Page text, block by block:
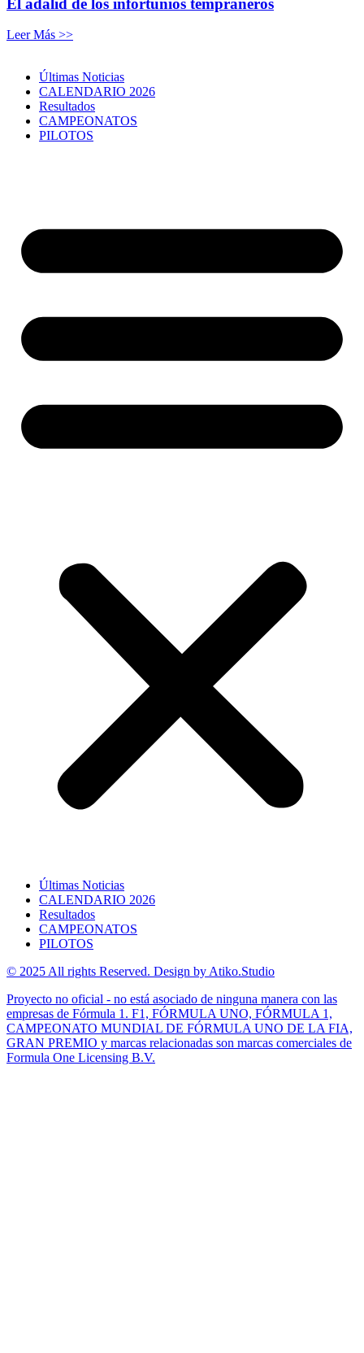
Leer Más >>
Últimas Noticias
CALENDARIO 2026
Resultados
CAMPEONATOS
PILOTOS
Últimas Noticias
CALENDARIO 2026
Resultados
CAMPEONATOS
PILOTOS
© 2025 All rights Reserved. Design by Atiko.Studio
Proyecto no oficial - no está asociado de ninguna manera con las
empresas de Fórmula 1. F1, FÓRMULA UNO, FÓRMULA 1,
CAMPEONATO MUNDIAL DE FÓRMULA UNO DE LA FIA,
GRAN PREMIO y marcas relacionadas son marcas comerciales de
Formula One Licensing B.V.